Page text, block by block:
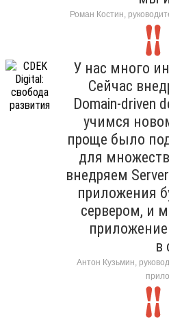
Роман Костин,
У нас много
Сейчас
Domain-driven
учимся
проще было
для
внедряем
приложения
сервером, и
приложение
в
Антон Кузьмин,